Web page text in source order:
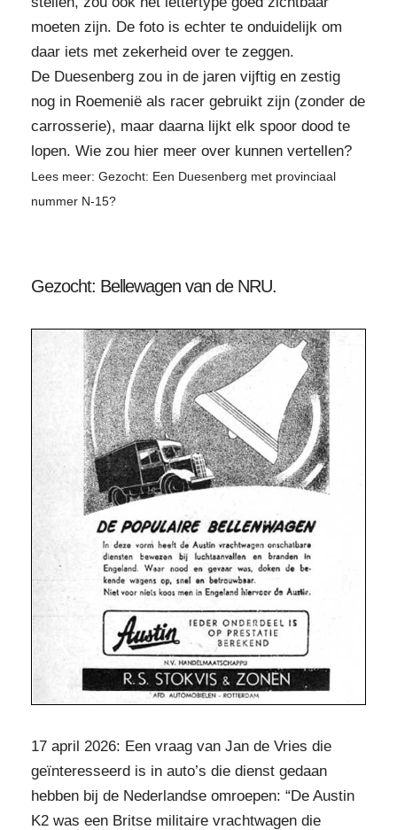
moeten zijn. De foto is echter te onduidelijk om
daar iets met zekerheid over te zeggen.
De Duesenberg zou in de jaren vijftig en zestig
nog in Roemenië als racer gebruikt zijn (zonder de
carrosserie), maar daarna lijkt elk spoor dood te
lopen. Wie zou hier meer over kunnen vertellen?
Lees meer: Gezocht: Een Duesenberg met provinciaal
nummer N-15?
Gezocht: Bellewagen van de NRU.
17 april 2026: Een vraag van Jan de Vries die
geïnteresseerd is in auto’s die dienst gedaan
hebben bij de Nederlandse omroepen: “De Austin
K2 was een Britse militaire vrachtwagen die